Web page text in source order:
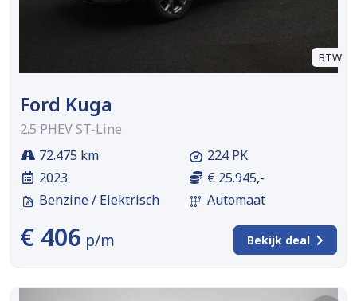
BTW
Ford Kuga
2.5 PHEV ST-Line
72.475 km
2023
Benzine / Elektrisch
224 PK
€ 25.945,-
Automaat
€ 406 p/m Bekijk deal